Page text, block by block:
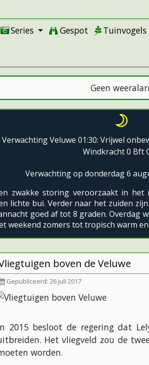
Series Gespot Tuinvogels
Geen
Verwachting Veluwe 01:30: Vrijwel
Windkracht 0 Bft
Verwachting op donderdag 6
zwakke storing veroorzaakt in het
lichte bui. Verder naar het zuiden
goed af tot 8 graden. Overdag
weekend zomers tot tropisch warm
boven de Veluwe
Gepubliceerd: 26 juli 2017
2015 besloot de regering dat
Het vliegveld zou de
worden.